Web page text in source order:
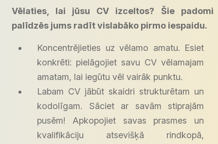
Vēlaties, lai jūsu CV izceltos?
Šie padomi
palīdzēs jums radīt vislabāko pirmo iespaidu.
Koncentrējieties uz vēlamo amatu. Esiet
konkrēti: pielāgojiet savu CV vēlamajam
amatam, lai iegūtu vēl vairāk punktu.
Labam CV jābūt skaidri strukturētam un
kodolīgam. Sāciet ar savām stiprajām
pusēm! Apkopojiet savas prasmes un
kvalifikāciju atsevišķā rindkopā,